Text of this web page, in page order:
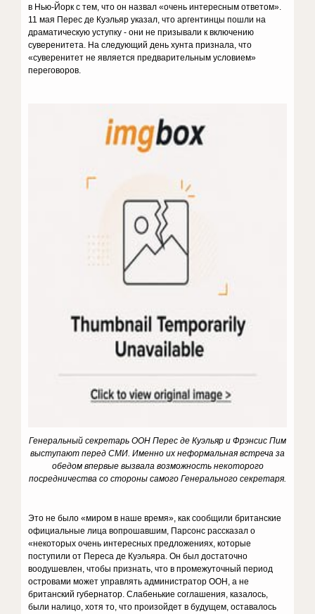
в Нью-Йорк с тем, что он назвал «очень интересным ответом».
11 мая Перес де Куэльяр указал, что аргентинцы пошли на
драматическую уступку - они не призывали к включению
суверенитета. На следующий день хунта признала, что
«суверенитет не является предварительным условием»
переговоров.
Генеральный секретарь ООН Перес де Куэльяр и Фрэнсис Пим
выступают перед СМИ. Именно их неформальная встреча за
обедом впервые вызвала возможность некоторого
посредничества со стороны самого Генерального секретаря.
Это не было «миром в наше время», как сообщили британские
официальные лица вопрошавшим, Парсонс рассказал о
«некоторых очень интересных предложениях, которые
поступили от Переса де Куэльяра. Он был достаточно
воодушевлен, чтобы признать, что в промежуточный период
островами может управлять администратор ООН, а не
британский губернатор. Слабенькие соглашения, казалось,
были налицо, хотя то, что произойдет в будущем, оставалось